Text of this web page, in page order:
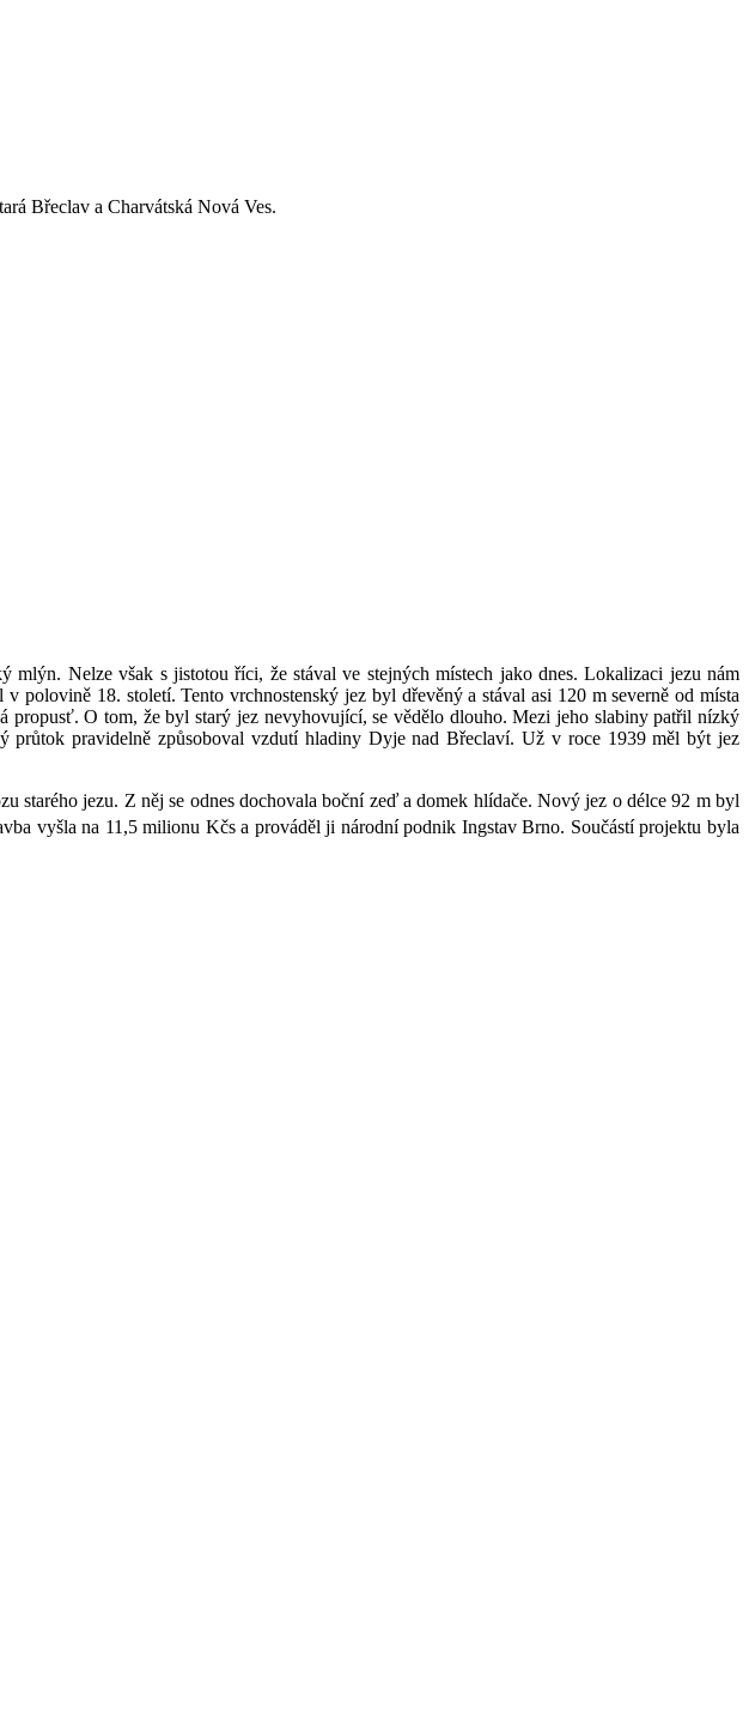
Břeclav a Charvátská Nová Ves.
mlýn. Nelze však s jistotou říci, že stával ve stejných místech jako dnes. Lokalizaci jezu nám
18. století. Tento vrchnostenský jez byl dřevěný a stával asi 120 m severně od místa
propusť. O tom, že byl starý jez nevyhovující, se vědělo dlouho. Mezi jeho slabiny patřil nízký
průtok pravidelně způsoboval vzdutí hladiny Dyje nad Břeclaví. Už v roce 1939 měl být jez
starého jezu. Z něj se odnes dochovala boční zeď a domek hlídače. Nový jez o délce 92 m byl
vyšla na 11,5 milionu Kčs a prováděl ji národní podnik Ingstav Brno. Součástí projektu byla